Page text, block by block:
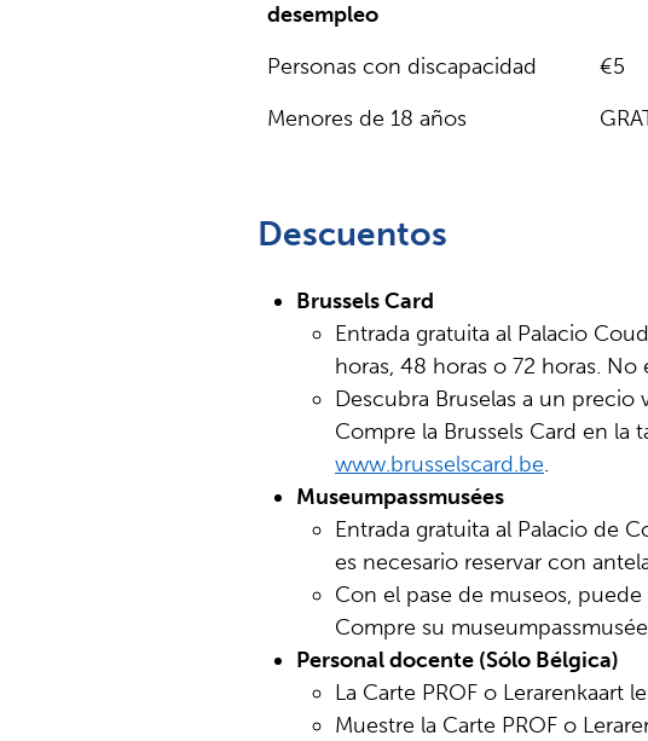
desempleo
Personas con discapacidad €5
Menores de 18 años
Descuentos
Brussels Card
Entrada gratuita al Palacio
horas, 48 horas o 72 horas.
Descubra Bruselas a un precio
Compre la Brussels Card en la
www.brusselscard.be.
Museumpassmusées
Entrada gratuita al Palacio de
es necesario reservar con
Con el pase de museos,
Compre su
Personal docente (Sólo Bélgica)
La Carte PROF o Lerarenkaart
Muestre la Carte PROF o